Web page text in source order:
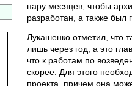
пару месяцев, чтобы
разработан, а также был
Лукашенко отметил, что
лишь через год, а это
что к работам по
скорее. Для этого
проекта, причем она